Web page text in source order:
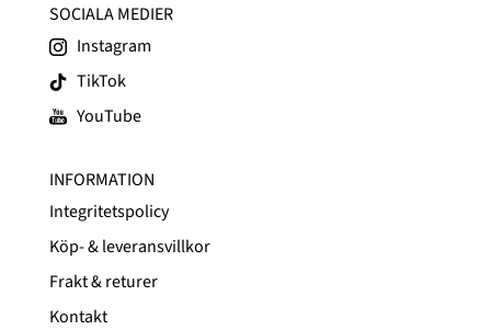
SOCIALA MEDIER
Instagram
TikTok
YouTube
INFORMATION
Integritetspolicy
Köp- & leveransvillkor
Frakt & returer
Kontakt